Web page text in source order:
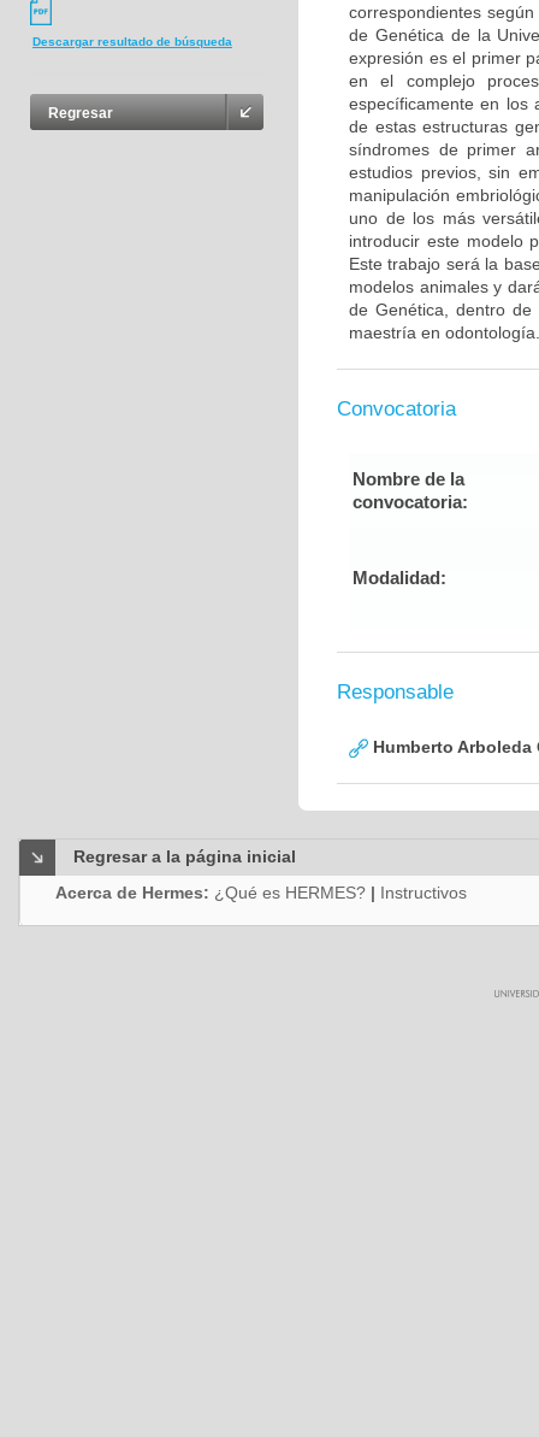
Descargar resultado de búsqueda
Regresar
correspondientes
de Genética de la
expresión es el primer
en el complejo
específicamente en los
de estas estructuras
síndromes de primer
estudios previos, sin
manipulación
uno de los más
introducir este modelo
Este trabajo será la
modelos animales y
de Genética, dentro
maestría en odontología.
Convocatoria
Nombre de la
convocatoria:
Modalidad:
Responsable
Humberto Arboleda
Regresar a la página inicial
Acerca de Hermes: ¿Qué es HERMES? | Instructivos